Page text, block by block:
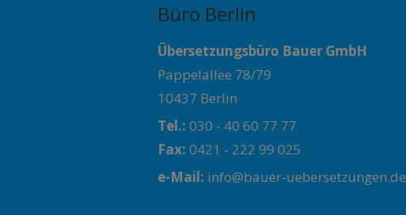
Büro Berlin
Übersetzungsbüro Bauer GmbH
Pappelallee 78/79
10437 Berlin
Tel.: 030 - 40 60 77 77
Fax: 0421 - 222 99 025
e-Mail: info@bauer-uebersetzungen.de